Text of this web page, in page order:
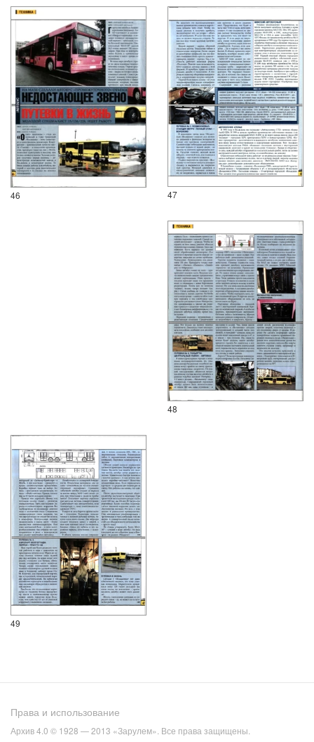
46 47
48
49
Права и использование
Архив 4.0 © 1928 — 2013 «Зарулем». Все права защищены.